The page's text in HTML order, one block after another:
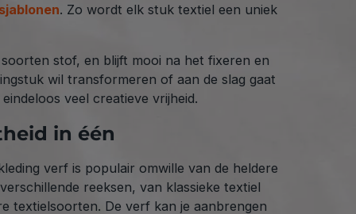
sjablonen. Zo wordt elk stuk textiel een uniek
stof, en blijft mooi na het fixeren en
wil transformeren of aan de slag gaat
veel creatieve vrijheid.
in één
verf is populair omwille van de heldere
reeksen, van klassieke textiel
textielsoorten. De verf kan je aanbrengen